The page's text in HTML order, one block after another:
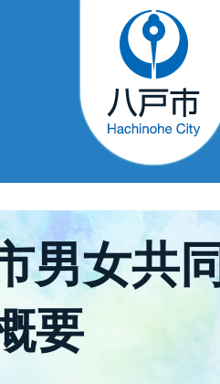
男女共
要